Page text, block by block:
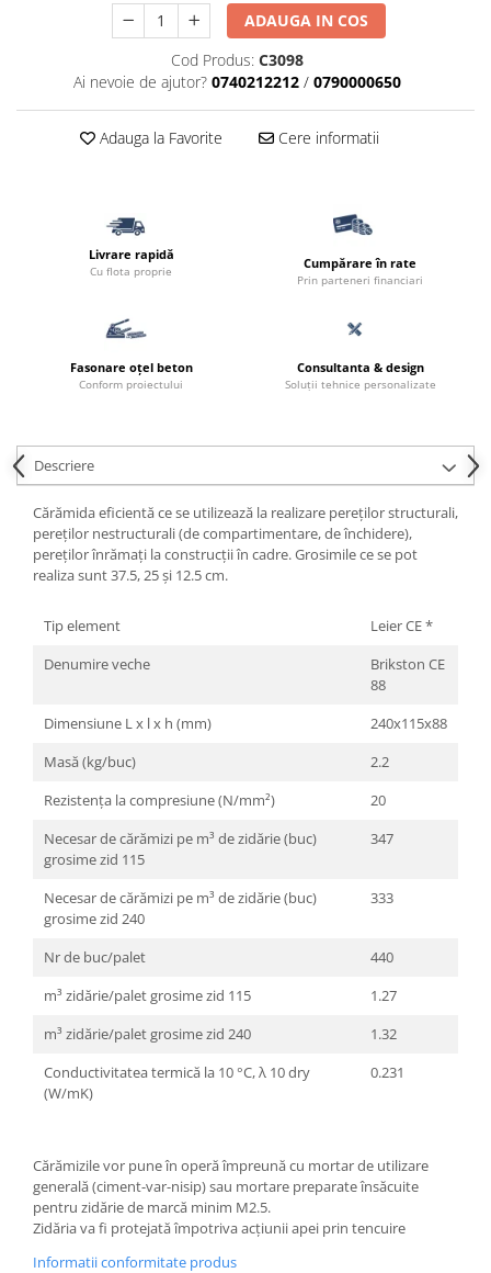
Bordura piscina
Capace de gard
Contratreapta
Delimitari
Elemente gard
Pervaz geam piatra compozita
Produse auxiliare
Gresie si faianta
Faianta
Gresie
Piatra decorativa
Accesorii distribuitoare
Accesorii tigla/tabla
Tabla cutata
Amenajari interioare
BCA
Boltari din beton
Caramida
Caramida Porotherm
Cărămidă Brikston
Cărămidă Cemacon
Elemente pentru gradina
Fier Beton
Pavele si borduri din piatra Andezit
Produse din fier
Accesorii metalice
Accesorii metalice
Accesorii metalice
ADAUGA IN COS
Cod Produs: C3098
Ai nevoie de ajutor? 0740212212 / 0790000650
Adauga la Favorite Cere informatii
Livrare rapidă
Cu flota proprie Cumpărare în rate
Prin parteneri financiari
Fasonare oțel beton
Conform proiectului
Consultanta & design
Soluții tehnice personalizate
Descriere
Cărămida eficientă ce se utilizează la realizare pereților structurali,
pereților nestructurali (de compartimentare, de închidere),
pereților înrămați la construcții în cadre. Grosimile ce se pot
realiza sunt 37.5, 25 și 12.5 cm.
Tip element
Leier CE *
Denumire veche
Brikston CE
88
Dimensiune L x l x h (mm)
240x115x88
Masă (kg/buc)
2.2
Rezistența la compresiune (N/mm²)
20
Necesar de cărămizi pe m³ de zidărie (buc)
grosime zid 115
347
Necesar de cărămizi pe m³ de zidărie (buc)
grosime zid 240
333
Nr de buc/palet
440
m³ zidărie/palet grosime zid 115
1.27
m³ zidărie/palet grosime zid 240
1.32
Conductivitatea termică la 10 °C, λ 10 dry
(W/mK)
0.231
Cărămizile vor pune în operă împreună cu mortar de utilizare
generală (ciment-var-nisip) sau mortare preparate însăcuite
pentru zidărie de marcă minim M2.5.
Zidăria va fi protejată împotriva acțiunii apei prin tencuire
Informatii conformitate produs